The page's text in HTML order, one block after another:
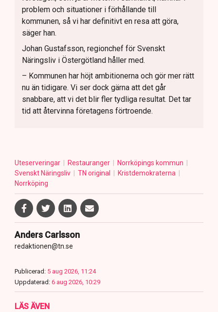
problem och situationer i förhållande till
kommunen, så vi har definitivt en resa att göra,
säger han.
Johan Gustafsson, regionchef för Svenskt
Näringsliv i Östergötland håller med.
– Kommunen har höjt ambitionerna och gör mer rätt
nu än tidigare. Vi ser dock gärna att det går
snabbare, att vi det blir fler tydliga resultat. Det tar
tid att återvinna företagens förtroende.
Uteserveringar Restauranger
Norrköpings kommun
Svenskt Näringsliv
TN original
Kristdemokraterna
Norrköping
Anders Carlsson
redaktionen@tn.se
Publicerad: 5 aug 2026, 11:24
Uppdaterad: 6 aug 2026, 10:29
LÄS ÄVEN